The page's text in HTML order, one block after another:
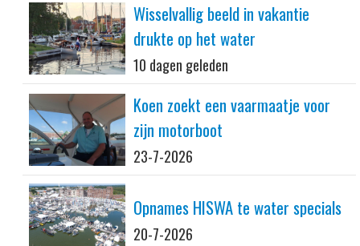
Wisselvallig beeld in vakantie
drukte op het water
10 dagen geleden
Koen zoekt een vaarmaatje voor
zijn motorboot
23-7-2026
Opnames HISWA te water specials
20-7-2026